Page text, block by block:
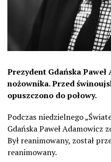
Prezydent Gdańska
nożownika. Przed
opuszczono do połowy.
Podczas niedzielnego
Gdańska Paweł Adamowicz
Był reanimowany, został
reanimowany.